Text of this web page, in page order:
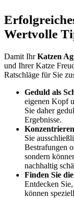
Wertvolle
Damit IhrKatzen
und Ihrer Katze
Ratschläge für Sie
Geduld als
eigenen Kopf
Sie daher
Ergebnisse.
Sie
Bestrafungen
sondern
nachhaltig
Finden Sie
Entdecken
können